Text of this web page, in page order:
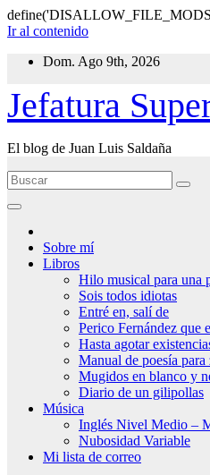
Ir al contenido
Dom. Ago 9th, 2026
Jefatura
El blog de Juan Luis Saldaña
Sobre mí
Libros
Hilo musical para una
Sois todos idiotas
Entré en, salí de
Perico Fernández que
Hasta agotar
Manual de poesía para
Mugidos en blanco y
Diario de un gilipollas
Música
Inglés Nivel Medio –
Nubosidad Variable
Mi lista de correo